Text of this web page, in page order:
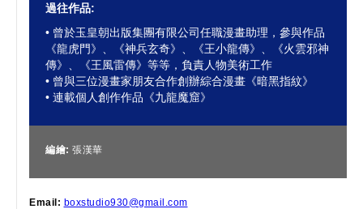
過往作品:
• 曾於玉皇朝出版集團有限公司任職漫畫助理，參與作品
《龍虎門》、《神兵玄奇》、《王小龍傳》、《火雲邪神
傳》、《王風雷傳》等等，負責人物美術工作
• 曾與三位漫畫家朋友合作創辦綜合漫畫《暗黑指紋》
• 連載個人創作作品《九龍魔窟》
編繪: 張漢華
Email: boxstudio930@gmail.com